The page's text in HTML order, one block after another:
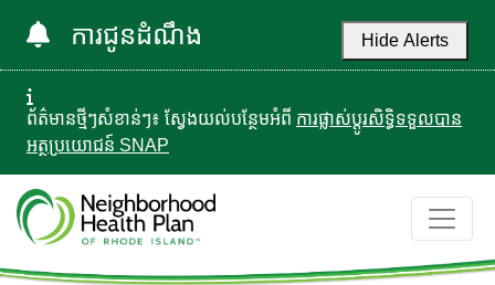
ការជូនដំណឹង Hide Alerts
ព័ត៌មានថ្មីៗសំខាន់ៗ៖ ស្វែងយល់បន្ថែមអំពី ការផ្លាស់ប្តូរសិទ្ធិទទួលបាន
អត្ថប្រយោជន៍ SNAP